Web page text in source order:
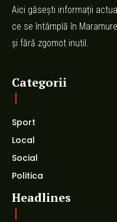
Aici găsești informații
ce se întâmplă în
și fără zgomot inutil.
Categorii
Sport
Local
Social
Politica
Headlines